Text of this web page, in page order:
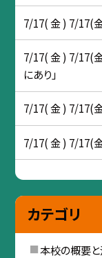
7/17( 金 ) 7/17(
7/17( 金 ) 7/17(
にあり」
7/17( 金 ) 7/
7/17( 金 ) 7/
カテゴリ
本校の概要